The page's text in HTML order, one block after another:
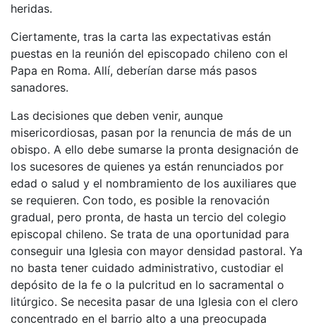
heridas.
Ciertamente, tras la carta las expectativas están
puestas en la reunión del episcopado chileno con el
Papa en Roma. Allí, deberían darse más pasos
sanadores.
Las decisiones que deben venir, aunque
misericordiosas, pasan por la renuncia de más de un
obispo. A ello debe sumarse la pronta designación de
los sucesores de quienes ya están renunciados por
edad o salud y el nombramiento de los auxiliares que
se requieren. Con todo, es posible la renovación
gradual, pero pronta, de hasta un tercio del colegio
episcopal chileno. Se trata de una oportunidad para
conseguir una Iglesia con mayor densidad pastoral. Ya
no basta tener cuidado administrativo, custodiar el
depósito de la fe o la pulcritud en lo sacramental o
litúrgico. Se necesita pasar de una Iglesia con el clero
concentrado en el barrio alto a una preocupada